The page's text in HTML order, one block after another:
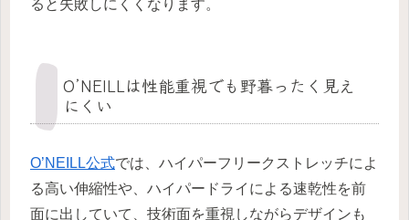
ると失敗しにくくなります。
O’NEILLは性能重視でも野暮ったく見え
にくい
O’NEILL公式では、ハイパーフリークストレッチによ
る高い伸縮性や、ハイパードライによる速乾性を前
面に出していて、技術面を重視しながらデザインも